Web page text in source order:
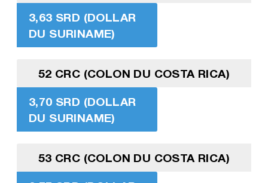
3,63 SRD (DOLLAR
DU SURINAME)
52 CRC (COLON DU COSTA RICA)
3,70 SRD (DOLLAR
DU SURINAME)
53 CRC (COLON DU COSTA RICA)